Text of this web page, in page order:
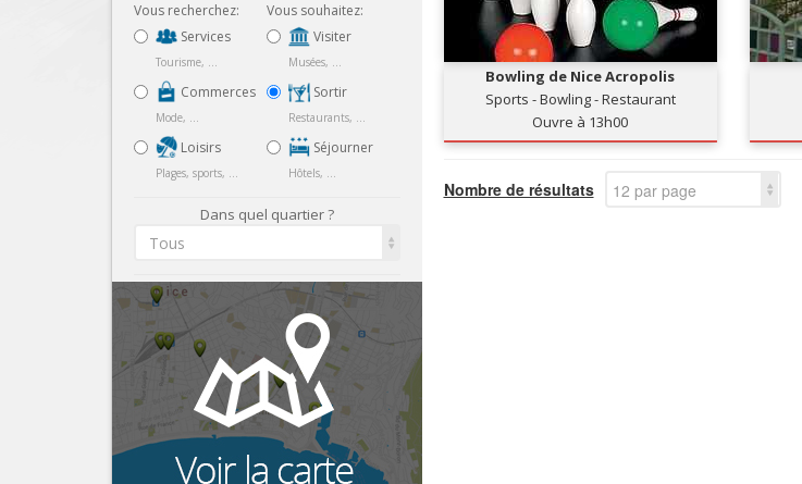
Vous recherchez:
Services
Tourisme, ...
Commerces
Mode, ...
Loisirs
Plages, sports, ...
Vous souhaitez:
Visiter
Musées, ...
Sortir
Restaurants, ...
Séjourner
Hôtels, ...
Dans quel quartier ?
Tous
Bowling de Nice Acropolis
Sports - Bowling - Restaurant
Ouvre à 13h00
Nombre de résultats 12 par page